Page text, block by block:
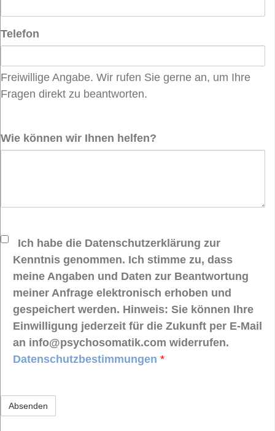
Telefon
Freiwillige Angabe. Wir rufen Sie gerne an, um Ihre
Fragen direkt zu beantworten.
Wie können wir Ihnen helfen?
Ich habe die Datenschutzerklärung zur
Kenntnis genommen. Ich stimme zu, dass
meine Angaben und Daten zur Beantwortung
meiner Anfrage elektronisch erhoben und
gespeichert werden. Hinweis: Sie können Ihre
Einwilligung jederzeit für die Zukunft per E-Mail
an info@psychosomatik.com widerrufen.
Datenschutzbestimmungen *